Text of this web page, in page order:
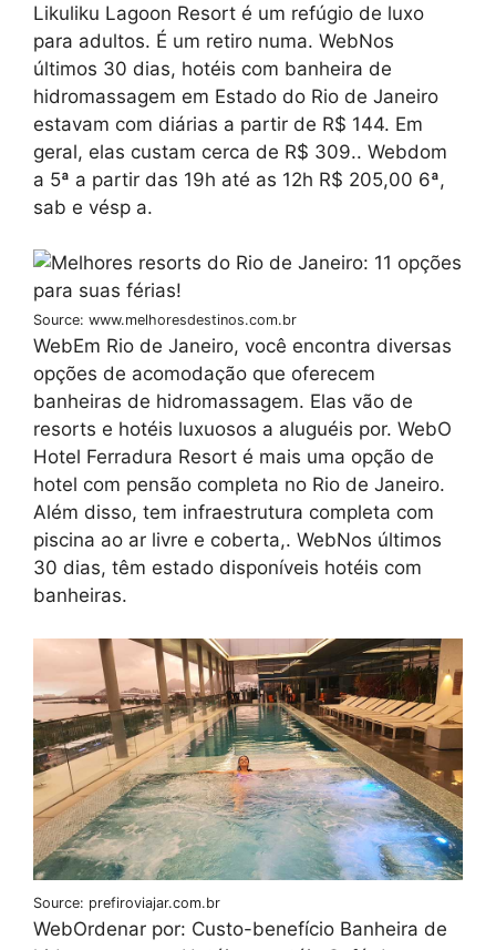
Likuliku Lagoon Resort é um refúgio de luxo
para adultos. É um retiro numa. WebNos
últimos 30 dias, hotéis com banheira de
hidromassagem em Estado do Rio de Janeiro
estavam com diárias a partir de R$ 144. Em
geral, elas custam cerca de R$ 309.. Webdom
a 5ª a partir das 19h até as 12h R$ 205,00 6ª,
sab e vésp a.
Source: www.melhoresdestinos.com.br
WebEm Rio de Janeiro, você encontra diversas
opções de acomodação que oferecem
banheiras de hidromassagem. Elas vão de
resorts e hotéis luxuosos a aluguéis por. WebO
Hotel Ferradura Resort é mais uma opção de
hotel com pensão completa no Rio de Janeiro.
Além disso, tem infraestrutura completa com
piscina ao ar livre e coberta,. WebNos últimos
30 dias, têm estado disponíveis hotéis com
banheiras.
Source: prefiroviajar.com.br
WebOrdenar por: Custo-benefício Banheira de